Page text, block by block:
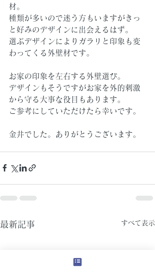
材。
種類が多いので迷う方もいますがきっ
と好みのデザインに出会えるはず。
選ぶデザインによりガラリと印象も変
わってくる外壁材です。
お家の印象を左右する外壁選び。
デザインもそうですがお家を外的刺激
から守る大事な役目もあります。
ご参考にしていただけたら幸いです。
金井でした。ありがとうございます。
最新記事 すべて表示